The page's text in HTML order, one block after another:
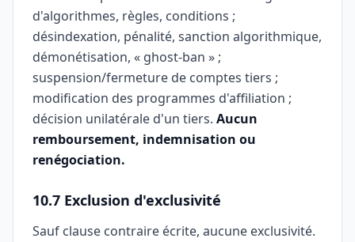
d'algorithmes, règles, conditions ;
désindexation, pénalité, sanction algorithmique,
démonétisation, « ghost-ban » ;
suspension/fermeture de comptes tiers ;
modification des programmes d'affiliation ;
décision unilatérale d'un tiers. Aucun
remboursement, indemnisation ou
renégociation.
10.7 Exclusion d'exclusivité
Sauf clause contraire écrite, aucune exclusivité.